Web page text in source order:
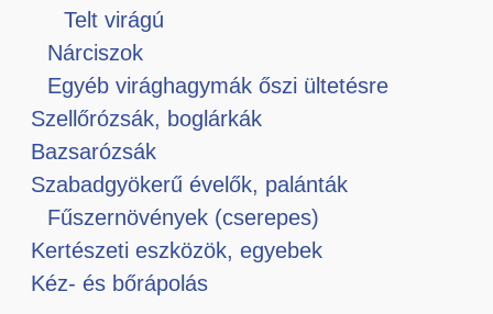
Telt virágú
Nárciszok
Egyéb virághagymák őszi ültetésre
Szellőrózsák, boglárkák
Bazsarózsák
Szabadgyökerű évelők, palánták
Fűszernövények (cserepes)
Kertészeti eszközök, egyebek
Kéz- és bőrápolás